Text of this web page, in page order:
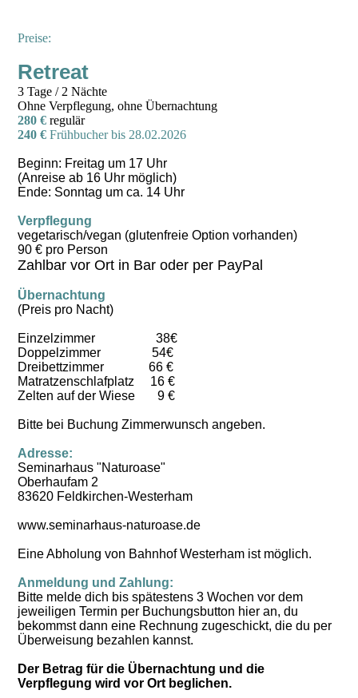
Preise:
Retreat
3 Tage / 2 Nächte
Ohne Verpflegung, ohne Übernachtung
280 €regulär
240 € Frühbucher bis 28.02.2026
Beginn: Freitag um 17 Uhr
(Anreise ab 16 Uhr möglich)
Ende: Sonntag um ca. 14 Uhr
Verpflegung
vegetarisch/vegan (glutenfreie Option vorhanden)
90 € pro Person
Zahlbar vor Ort in Bar oder per PayPal
Übernachtung
(Preis pro Nacht)
Einzelzimmer 38€
Doppelzimmer 54€
Dreibettzimmer 66 €
Matratzenschlafplatz 16 €
Zelten auf der Wiese 9 €
Bitte bei Buchung Zimmerwunsch angeben.
Adresse:
Seminarhaus "Naturoase"
Oberhaufam 2
83620 Feldkirchen-Westerham
www.seminarhaus-naturoase.de
Eine Abholung von Bahnhof Westerham ist möglich.
Anmeldung und Zahlung:
Bitte melde dich bis spätestens 3 Wochen vor dem
jeweiligen Termin per Buchungsbutton hier an, du
bekommst dann eine Rechnung zugeschickt, die du per
Überweisung bezahlen kannst.
Der Betrag für die Übernachtung und die
Verpflegung wird vor Ort beglichen.